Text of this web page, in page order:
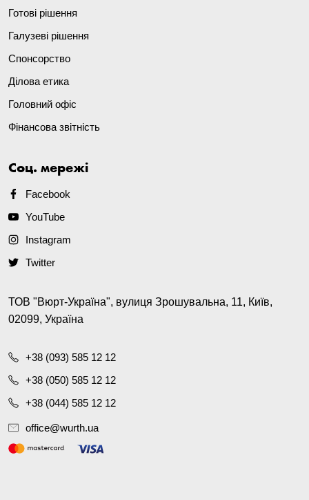
Готові рішення
Галузеві рішення
Спонсорство
Ділова етика
Головний офіс
Фінансова звітність
Соц. мережі
Facebook
YouTube
Instagram
Twitter
ТОВ "Вюрт-Україна", вулиця Зрошувальна, 11, Київ,
02099, Україна
+38 (093) 585 12 12
+38 (050) 585 12 12
+38 (044) 585 12 12
office@wurth.ua